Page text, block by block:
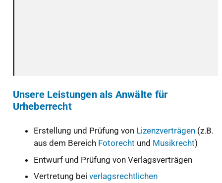
Unsere Leistungen als Anwälte für
Urheberrecht
Erstellung und Prüfung von Lizenzverträgen (z.B.
aus dem Bereich Fotorecht und Musikrecht)
Entwurf und Prüfung von Verlagsverträgen
Vertretung bei verlagsrechtlichen